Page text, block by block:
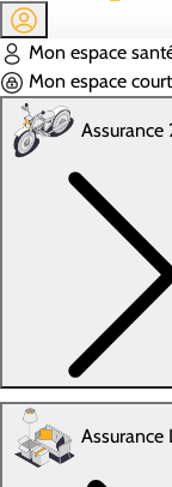
Mon espace
Mon espace
Assurance
Assurance